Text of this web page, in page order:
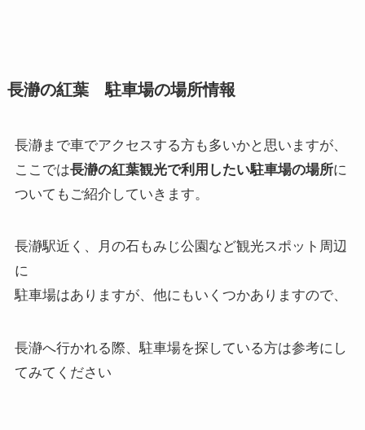
長瀞の紅葉 駐車場の場所情報
長瀞まで車でアクセスする方も多いかと思いますが、
ここでは長瀞の紅葉観光で利用したい駐車場の場所に
ついてもご紹介していきます。
長瀞駅近く、月の石もみじ公園など観光スポット周辺
に
駐車場はありますが、他にもいくつかありますので、
長瀞へ行かれる際、駐車場を探している方は参考にし
てみてください